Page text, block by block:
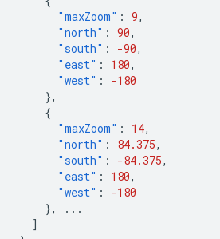
"maxZoom" : 9,
"north" : 90,
"south" : -90,
"east" : 180,
"west" :
-180
},
{
"maxZoom" : 14,
"north" : 84.375,
"south" : -84.375,
"east" : 180,
"west" :
-180
},
...
]